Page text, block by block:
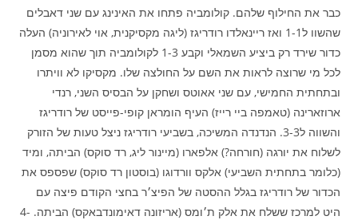
כבר את החילוף שלהם. קולומביה פתחו את האינינג עם שני דאבלים
שהשוו ל1-1 ואז ריינאלדו רודריגז (ליגה מקסיקנית, אוי לאירוניה) העלה
כדור שירד רק ביציע השמאלי וקבע 1-3 לקולומביה תוך שהוא מסמן
לכל מי שרוצה לראות את השם על החולצה שלו. מקסיקו לא וויתרו
ובתחתית החמישי, עם שני אאוטס ושחקן על הבסיס השני, רנדי
ארוזארינה (טאמפה ביי רייז) העיף הומראן קופי-פייסט של רודריגז
והשווה ל3-3. הנדנדה המשיכה, בשביעי רודריגז ניצל טעות של הזורק
לשלוח את יורגה (חורחה?) אלפארו (מיינור ליג, רד סוקס) הביתה, ומיד
(כלומר בתחתית השביעי) אלקס וורדוגו (בוסטון רד סוקס) שפספס את
הכדור של רודריגז בגלל ההסטה של הפיצ׳ר בחצי הקודם פיצה עם
היט למרכז ששלח את אלק ת׳ומס (אריזונה דאימונדבאקס) הביתה. 4-